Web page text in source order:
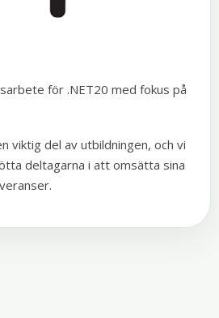
för .NET20 med fokus på
viktig del av utbildningen, och vi
deltagarna i att omsätta sina